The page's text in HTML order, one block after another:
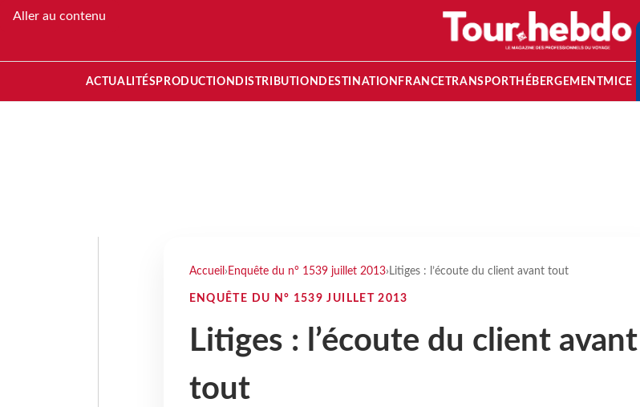
Aller au contenu
ACTUALITÉS PRODUCTION DISTRIBUTION DESTINATION FRANCETRANSPORT HÉBERGEMENTMICE
Accueil › Enquête du n° 1539 juillet 2013› Litiges : l’écoute du client avant tout
ENQUÊTE DU N° 1539 JUILLET 2013
Litiges : l’écoute du client avant
tout